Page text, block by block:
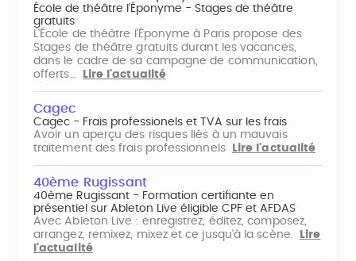
École de théâtre l'Éponyme - Stages de théâtre
gratuits
L'École de théâtre l'Éponyme à Paris propose des
Stages de théâtre gratuits durant les vacances,
dans le cadre de sa campagne de communication,
offerts…
Lire l'actualité
Cagec
Cagec - Frais professionels et TVA sur les frais
Avoir un aperçu des risques liés à un mauvais
traitement des frais professionnels
Lire l'actualité
40ème Rugissant
40ème Rugissant - Formation certifiante en
présentiel sur Ableton Live éligible CPF et AFDAS
Avec Ableton Live : enregistrez, éditez, composez,
arrangez, remixez, mixez et ce jusqu'à la scène.
Lire
l'actualité